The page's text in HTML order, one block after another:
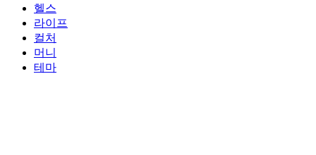
헬스
라이프
컬처
머니
테마